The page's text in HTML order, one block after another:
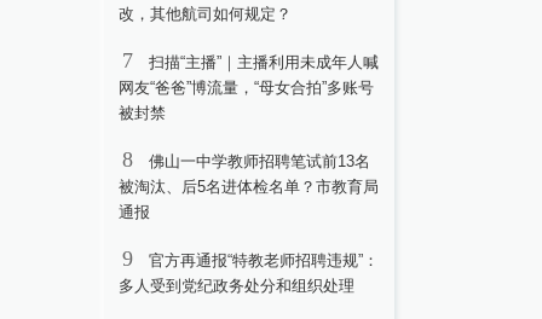
改，其他航司如何规定？
7
扫描“主播”｜主播利用未成年人喊
网友“爸爸”博流量，“母女合拍”多账号
被封禁
8
佛山一中学教师招聘笔试前13名
被淘汰、后5名进体检名单？市教育局
通报
9
官方再通报“特教老师招聘违规”：
多人受到党纪政务处分和组织处理